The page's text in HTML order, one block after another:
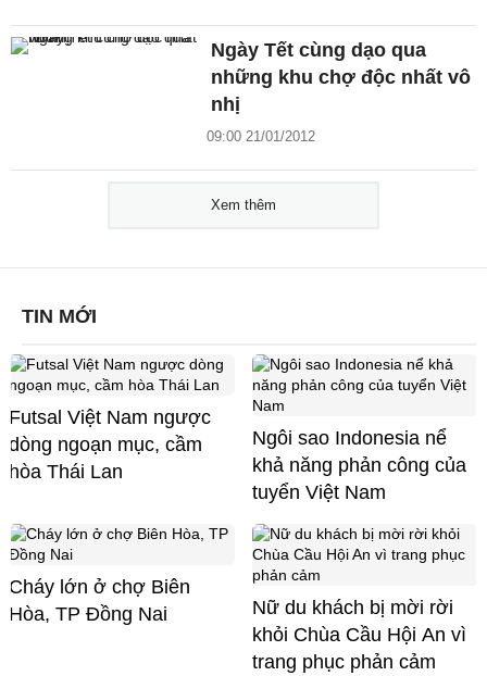
Ngày Tết cùng dạo qua
những khu chợ độc nhất vô
nhị
09:00 21/01/2012
Xem thêm
TIN MỚI
Futsal Việt Nam ngược
dòng ngoạn mục, cầm
hòa Thái Lan
Ngôi sao Indonesia nể
khả năng phản công của
tuyển Việt Nam
Cháy lớn ở chợ Biên
Hòa, TP Đồng Nai
Nữ du khách bị mời rời
khỏi Chùa Cầu Hội An vì
trang phục phản cảm